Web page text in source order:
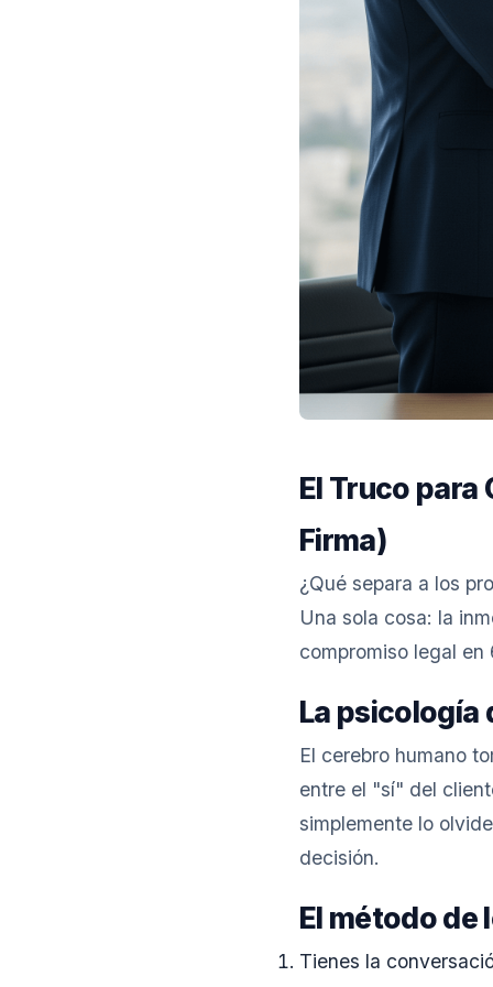
El Truco para
Firma)
¿Qué separa a los
Una sola cosa: la
compromiso legal
La psicología
El cerebro humano
entre el "sí" del
simplemente lo
decisión.
El método de
Tienes la